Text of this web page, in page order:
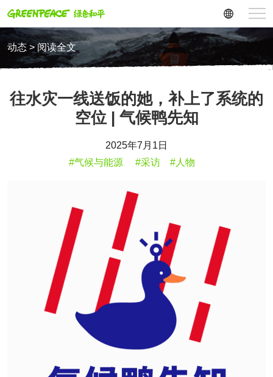
动态 > 阅读全文
往水灾一线送饭的她，补上了系统的
空位 | 气候鸭先知
2025年7月1日
#气候与能源
#采访 #人物